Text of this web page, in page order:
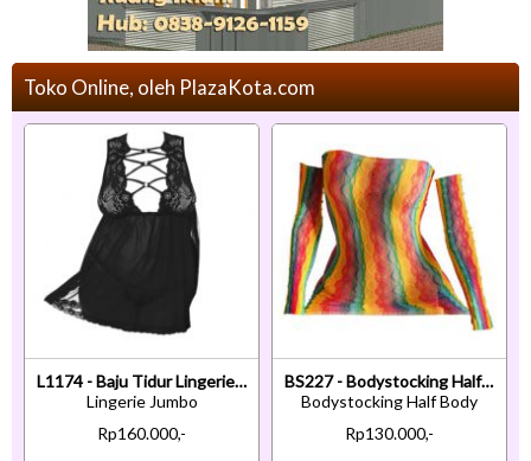
Toko Online, oleh PlazaKota.com
L1174 - Baju Tidur Lingerie Jumbo Big Size Babydoll Mini Dress Hitam Transparan Ikat Belakang
Lingerie Jumbo
Rp160.000,-
BS227 - Bodystocking Half Body Kemben Fishnet Pelangi Warna-Warni Transparan Manset Lengan Panjang
Bodystocking Half Body
Rp130.000,-